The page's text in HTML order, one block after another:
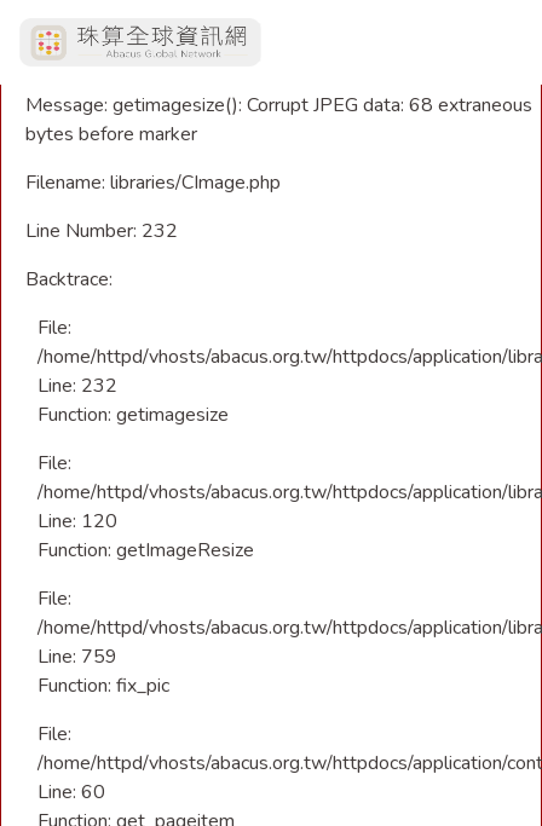
A PHP Error was encountered
Severity: Warning
Message: getimagesize(): Corrupt JPEG data: 68 extraneous
bytes before marker
Filename: libraries/CImage.php
Line Number: 232
Backtrace:
File:
/home/httpd/vhosts/abacus.org.tw/httpdocs/application/
Line: 232
Function: getimagesize
File:
/home/httpd/vhosts/abacus.org.tw/httpdocs/application/
Line: 120
Function: getImageResize
File:
/home/httpd/vhosts/abacus.org.tw/httpdocs/application/
Line: 759
Function: fix_pic
File:
/home/httpd/vhosts/abacus.org.tw/httpdocs/application/
Line: 60